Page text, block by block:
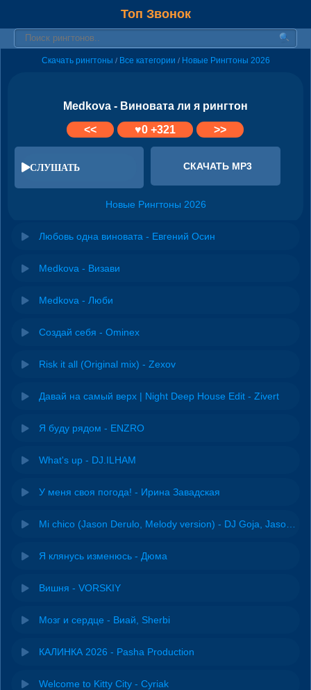
Топ Звонок
Скачать рингтоны / Все категории / Новые Рингтоны 2026
Medkova - Виновата ли я рингтон
<<
♥0+321 >>
СЛУШАТЬ СКАЧАТЬ MP3
Новые Рингтоны 2026
Любовь одна виновата - Евгений Осин
Medkova - Визави
Medkova - Люби
Создай себя - Ominex
Risk it all (Original mix) - Zexov
Давай на самый верх | Night Deep House Edit - Zivert
Я буду рядом - ENZRO
What's up - DJ.ILHAM
У меня своя погода! - Ирина Завадская
Я клянусь изменюсь - Дюма
Вишня - VORSKIY
Мозг и сердце - Виай, Sherbi
КАЛИНКА 2026 - Pasha Production
Welcome to Kitty City - Cyriak